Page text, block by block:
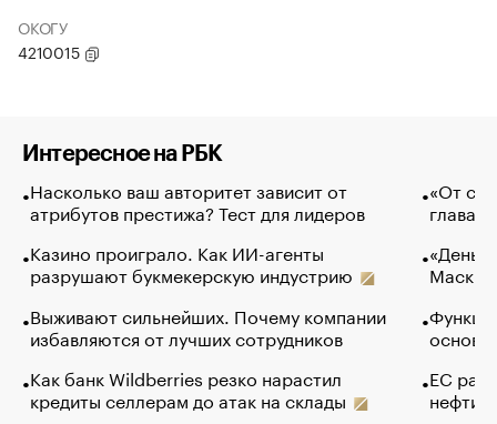
ОКОГУ
4210015
Интересное на РБК
Насколько ваш авторитет зависит от
атрибутов престижа? Тест для лидеров
Казино проиграло. Как ИИ-агенты
разрушают букмекерскую индустрию
Выживают сильнейших. Почему компании
избавляются от лучших сотрудников
Как банк Wildberries резко нарастил
кредиты селлерам до атак на склады
«От
глава
Маск в
основ
ЕС
нефти